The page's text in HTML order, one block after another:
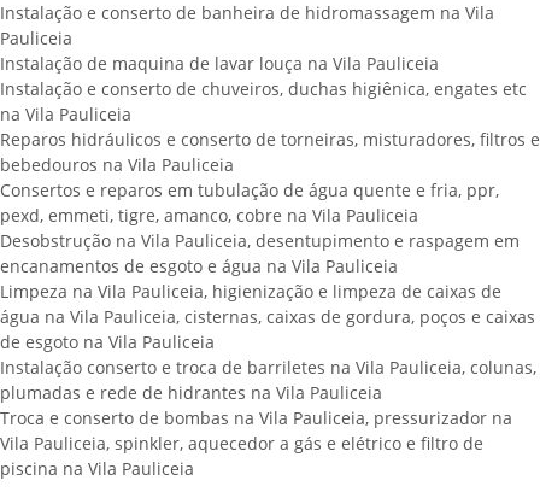
Instalação e conserto de banheira de hidromassagem na Vila
Pauliceia
Instalação de maquina de lavar louça na Vila Pauliceia
Instalação e conserto de chuveiros, duchas higiênica, engates etc
na Vila Pauliceia
Reparos hidráulicos e conserto de torneiras, misturadores, filtros e
bebedouros na Vila Pauliceia
Consertos e reparos em tubulação de água quente e fria, ppr,
pexd, emmeti, tigre, amanco, cobre na Vila Pauliceia
Desobstrução na Vila Pauliceia, desentupimento e raspagem em
encanamentos de esgoto e água na Vila Pauliceia
Limpeza na Vila Pauliceia, higienização e limpeza de caixas de
água na Vila Pauliceia, cisternas, caixas de gordura, poços e caixas
de esgoto na Vila Pauliceia
Instalação conserto e troca de barriletes na Vila Pauliceia, colunas,
plumadas e rede de hidrantes na Vila Pauliceia
Troca e conserto de bombas na Vila Pauliceia, pressurizador na
Vila Pauliceia, spinkler, aquecedor a gás e elétrico e filtro de
piscina na Vila Pauliceia